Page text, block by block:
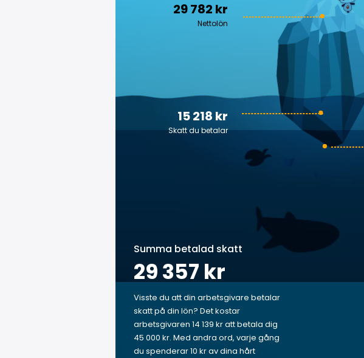
29 782 kr
Nettolön
15 218 kr
Skatt du betalar
Summa betalad skatt
29 357 kr
Visste du att din arbetsgivare betalar
skatt på din lön? Det kostar
arbetsgivaren 14 139 kr att betala dig
45 000 kr. Med andra ord, varje gång
du spenderar 10 kr av dina hårt